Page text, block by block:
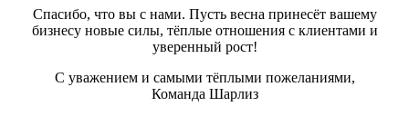
Спасибо, что вы с нами. Пусть весна принесёт вашему
бизнесу новые силы, тёплые отношения с клиентами и
уверенный рост!
С уважением и самыми тёплыми пожеланиями,
Команда Шарлиз